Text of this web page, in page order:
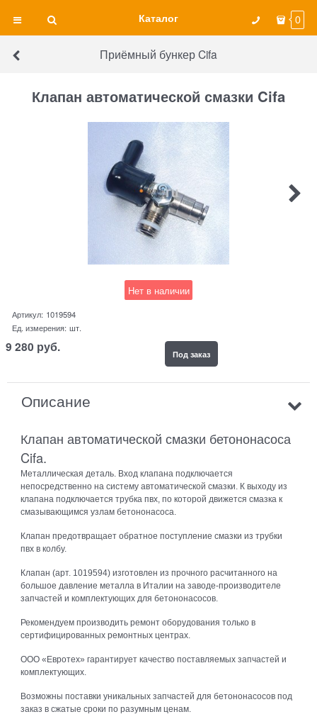
Каталог 0
Приёмный бункер Cifa
Клапан автоматической смазки Cifa
Нет в наличии
Артикул: 1019594
Ед. измерения: шт.
9 280 руб. Под заказ
Описание
Клапан автоматической смазки бетононасоса
Cifa.
Металлическая деталь. Вход клапана подключается
непосредственно на систему автоматической смазки. К выходу из
клапана подключается трубка пвх, по которой движется смазка к
смазывающимся узлам бетононасоса.
Клапан предотвращает обратное поступление смазки из трубки
пвх в колбу.
Клапан (арт. 1019594) изготовлен из прочного расчитанного на
большое давление металла в Италии на заводе-производителе
запчастей и комплектующих для бетононасосов.
Рекомендуем производить ремонт оборудования только в
сертифицированных ремонтных центрах.
ООО «Евротех» гарантирует качество поставляемых запчастей и
комплектующих.
Возможны поставки уникальных запчастей для бетононасосов под
заказ в сжатые сроки по разумным ценам.